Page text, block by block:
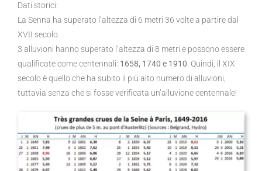
Dati storici:
La Senna ha superato l’altezza di 6 metri 36 volte a partire dal
XVII secolo.
3 alluvioni hanno superato l’altezza di 8 metri e possono essere
qualificate come centennali: 1658, 1740 e 1910 . Quindi, il XIX
secolo è quello che ha subito il più alto numero di alluvioni,
tuttavia senza che si fosse verificata un’alluvione centennale!